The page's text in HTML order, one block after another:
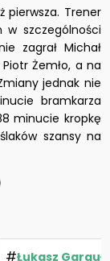
pierwsza. Trener
w szczególności
zagrał Michał
Żemło, a na
jednak nie
bramkarza
minucie kropkę
szansy na
#Łukasz